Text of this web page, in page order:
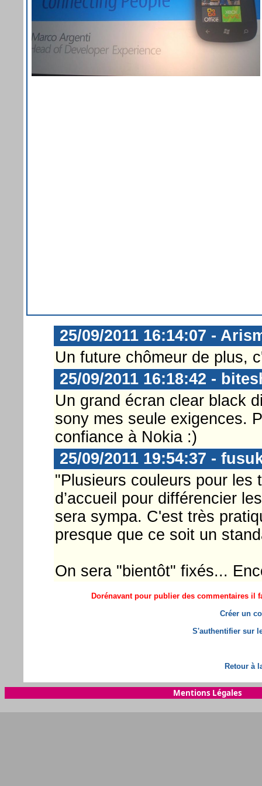
25/09/2011 16:14:07 -
Un future chômeur de plus,
25/09/2011 16:18:42 -
Un grand écran clear black
sony mes seule exigences.
confiance à Nokia :)
25/09/2011 19:54:37 -
"Plusieurs couleurs pour les
d’accueil pour différencier
sera sympa. C'est très
presque que ce soit un
On sera "bientôt" fixés...
Dorénavant pour publier des commentaires il
Créer un
S'authentifier sur
Retour à
Mentions Légales